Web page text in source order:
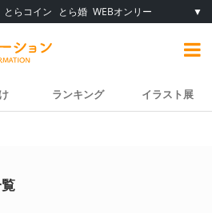
とらコイン とら婚 WEBオンリー ▼
ランキング イラスト展